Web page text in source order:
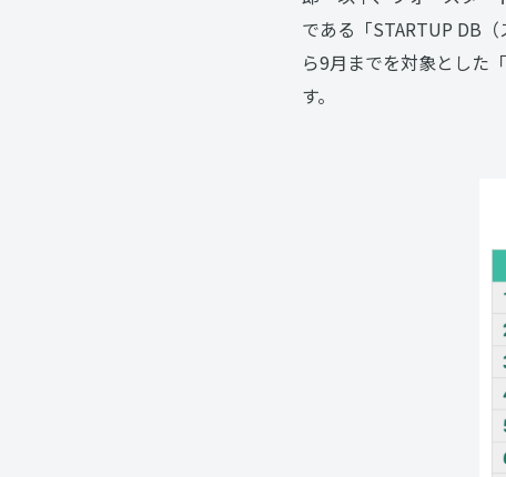
である「STARTUP DB
ら9月までを対象とした
す。